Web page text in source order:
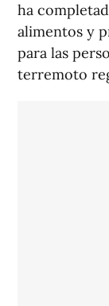
ha
alimentos y
para las
terremoto